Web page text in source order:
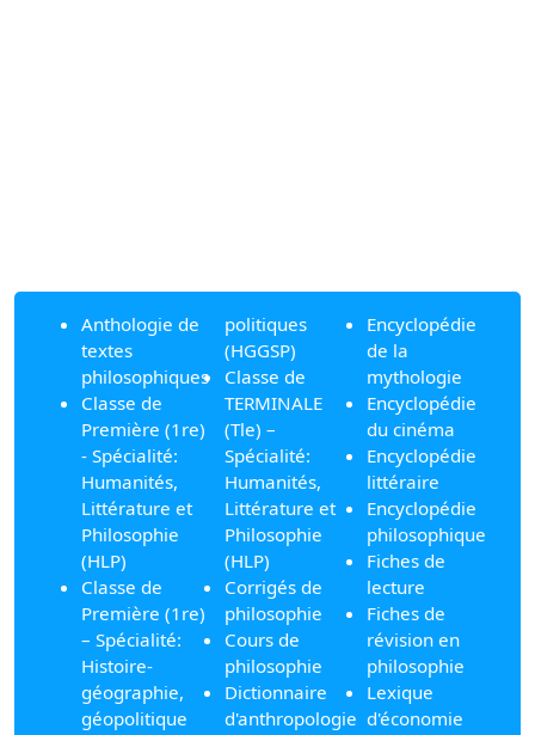
Anthologie de
textes
philosophiques
Classe de
Première (1re)
- Spécialité:
Humanités,
Littérature et
Philosophie
(HLP)
Classe de
Première (1re)
– Spécialité:
Histoire-
géographie,
géopolitique
politiques
(HGGSP)
Classe de
TERMINALE
(Tle) –
Spécialité:
Humanités,
Littérature et
Philosophie
(HLP)
Corrigés de
philosophie
Cours de
philosophie
Dictionnaire
d'anthropologie
Encyclopédie
de la
mythologie
Encyclopédie
du cinéma
Encyclopédie
littéraire
Encyclopédie
philosophique
Fiches de
lecture
Fiches de
révision en
philosophie
Lexique
d'économie